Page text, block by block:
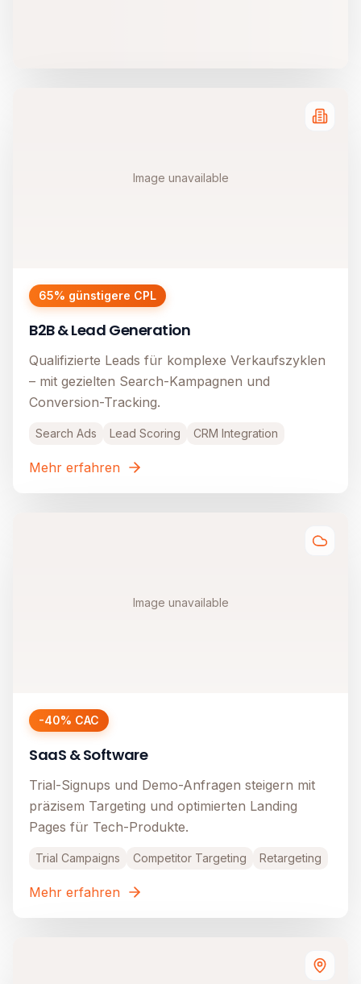
Image unavailable
65% günstigere CPL
B2B & Lead Generation
Qualifizierte Leads für komplexe Verkaufszyklen
– mit gezielten Search-Kampagnen und
Conversion-Tracking.
Search Ads Lead Scoring CRM Integration
Mehr erfahren
Image unavailable
-40% CAC
SaaS & Software
Trial-Signups und Demo-Anfragen steigern mit
präzisem Targeting und optimierten Landing
Pages für Tech-Produkte.
Trial Campaigns Competitor Targeting Retargeting
Mehr erfahren